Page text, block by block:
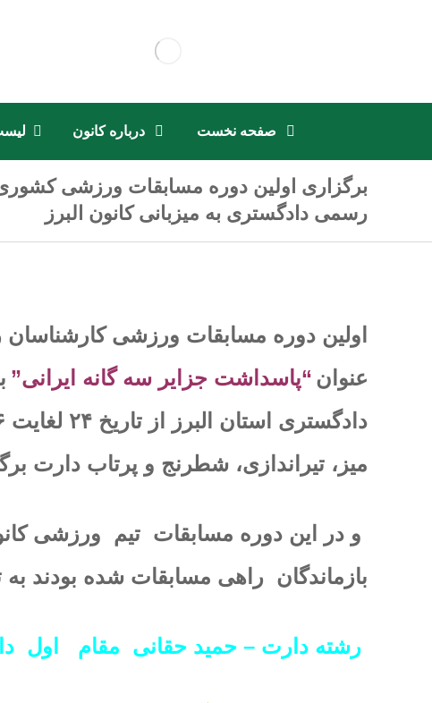
صفحه نخست درباره کانون
برگزاری اولین دوره مسابقات ورزشی
رسمی دادگستری به میزبانی کانون البرز
اولین دوره مسابقات ورزشی
عنوان “پاسداشت جزایر سه گانه ایرانی”
میز، تیراندازی، شطرنج و پرتاب دارت
و در این دوره مسابقات تیم ورزشی
بازماندگان راهی مسابقات شده بودند
رشته دارت – حمید حقانی مقام اول